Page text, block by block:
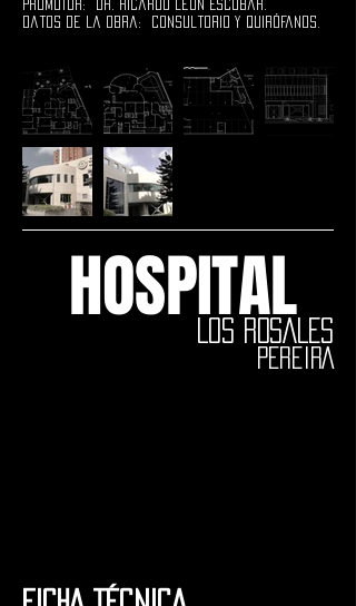
PROMOTOR: Dr. Ricardo León Escobar.
Datos de la obra: Consultorio y Quirófanos.
PEREIRA
LOS ROSALES
HOSPITAL